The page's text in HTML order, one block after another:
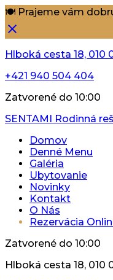
🍽️ Prajeme vám
Hlboká cesta 18, 010
+421 940 504 404
Zatvorené do 10:00
SENTAMI Rodinná
Domov
Denné Menu
Galéria
Ubytovanie
Novinky
Kontakt
O Nás
Rezervácia
Zatvorené do 10:00
Hlboká cesta 18, 010